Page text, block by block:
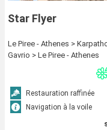
Star Flyer
Le Piree - Athenes >
Gavrio > Le Piree - Athenes
Restauration raffinée
Navigation à la voile